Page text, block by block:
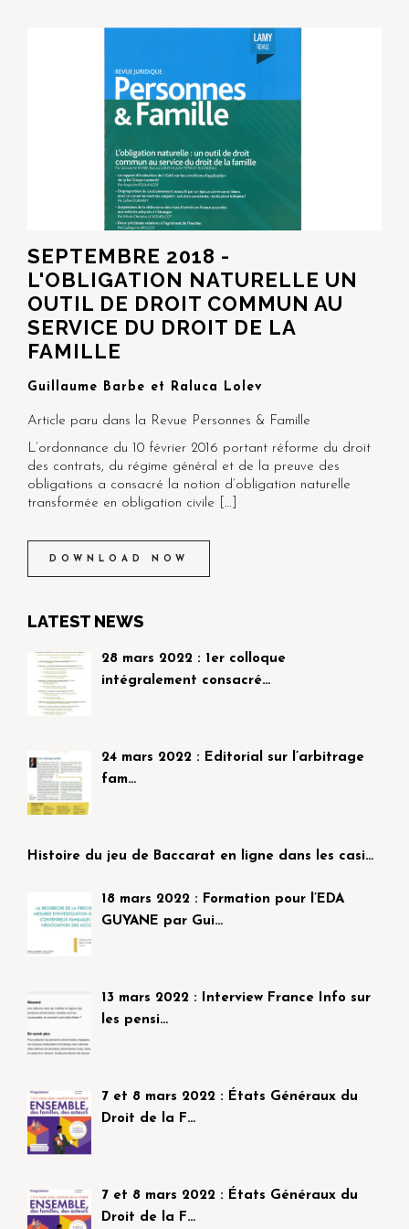
SEPTEMBRE 2018 -
L'OBLIGATION NATURELLE UN
OUTIL DE DROIT COMMUN AU
SERVICE DU DROIT DE LA
FAMILLE
Guillaume Barbe et Raluca Lolev
Article paru dans la Revue Personnes & Famille
L’ordonnance du 10 février 2016 portant réforme du droit
des contrats, du régime général et de la preuve des
obligations a consacré la notion d’obligation naturelle
transformée en obligation civile […]
DOWNLOAD NOW
LATEST NEWS
28 mars 2022 : 1er colloque
intégralement consacré…
24 mars 2022 : Editorial sur l’arbitrage
fam…
Histoire du jeu de Baccarat en ligne dans les casi…
18 mars 2022 : Formation pour l’EDA
GUYANE par Gui…
13 mars 2022 : Interview France Info sur
les pensi…
7 et 8 mars 2022 : États Généraux du
Droit de la F…
7 et 8 mars 2022 : États Généraux du
Droit de la F…